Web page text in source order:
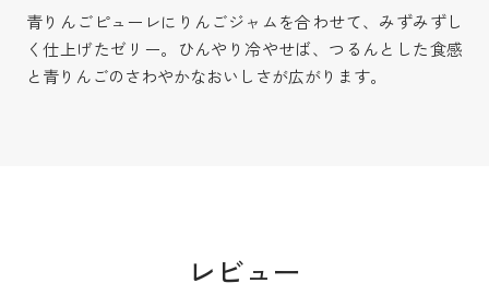
青りんごピューレにりんごジャムを合わせて、みずみずし
く仕上げたゼリー。ひんやり冷やせば、つるんとした食感
と青りんごのさわやかなおいしさが広がります。
レビュー